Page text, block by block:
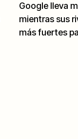
Google lleva
mientras sus
más fuertes